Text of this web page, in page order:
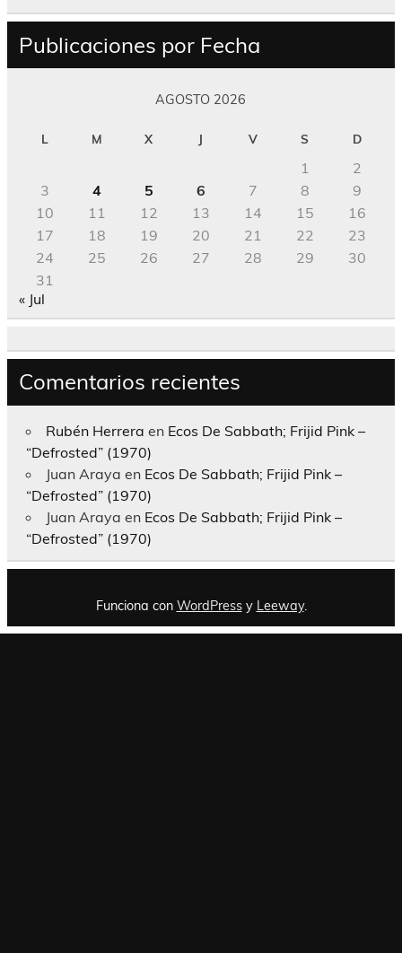
Publicaciones por Fecha
AGOSTO 2026
L M X J V S D
1
2
3
4 5 6 7 8
9
10
11 12 13 14 15
16
17
18 19 20 21 22
23
24
25 26 27 28 29
30
31
« Jul
Comentarios recientes
Rubén Herrera en Ecos De Sabbath; Frijid Pink –
“Defrosted” (1970)
Juan Araya en Ecos De Sabbath; Frijid Pink –
“Defrosted” (1970)
Juan Araya en Ecos De Sabbath; Frijid Pink –
“Defrosted” (1970)
Funciona con WordPressy Leeway.